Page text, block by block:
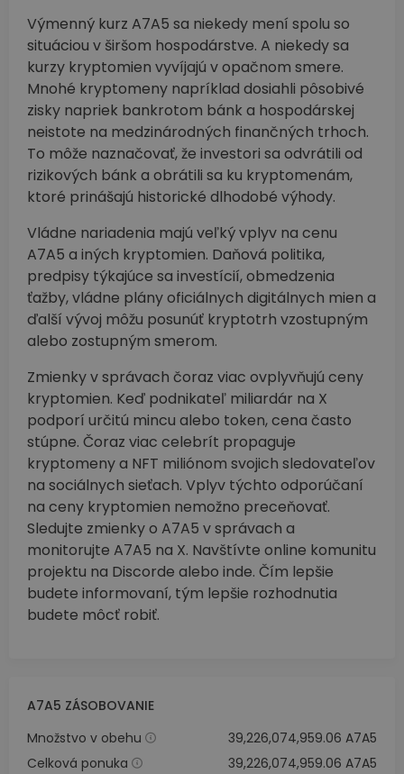
Výmenný kurz A7A5 sa niekedy mení spolu so
situáciou v širšom hospodárstve. A niekedy sa
kurzy kryptomien vyvíjajú v opačnom smere.
Mnohé kryptomeny napríklad dosiahli pôsobivé
zisky napriek bankrotom bánk a hospodárskej
neistote na medzinárodných finančných trhoch.
To môže naznačovať, že investori sa odvrátili od
rizikových bánk a obrátili sa ku kryptomenám,
ktoré prinášajú historické dlhodobé výhody.
Vládne nariadenia majú veľký vplyv na cenu
A7A5 a iných kryptomien. Daňová politika,
predpisy týkajúce sa investícií, obmedzenia
ťažby, vládne plány oficiálnych digitálnych mien a
ďalší vývoj môžu posunúť kryptotrh vzostupným
alebo zostupným smerom.
Zmienky v správach čoraz viac ovplyvňujú ceny
kryptomien. Keď podnikateľ miliardár na X
podporí určitú mincu alebo token, cena často
stúpne. Čoraz viac celebrít propaguje
kryptomeny a NFT miliónom svojich sledovateľov
na sociálnych sieťach. Vplyv týchto odporúčaní
na ceny kryptomien nemožno preceňovať.
Sledujte zmienky o A7A5 v správach a
monitorujte A7A5 na X. Navštívte online komunitu
projektu na Discorde alebo inde. Čím lepšie
budete informovaní, tým lepšie rozhodnutia
budete môcť robiť.
A7A5 ZÁSOBOVANIE
Množstvo v obehu
39,226,074,959.06 A7A5
Celková ponuka
39,226,074,959.06 A7A5